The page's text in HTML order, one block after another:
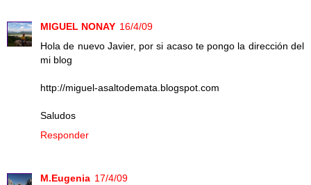
MIGUEL NONAY 16/4/09
Hola de nuevo Javier, por si acaso te pongo la dirección del
mi blog
http://miguel-asaltodemata.blogspot.com
Saludos
Responder
M.Eugenia 17/4/09